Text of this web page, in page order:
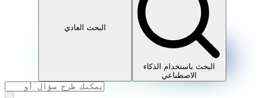
البحث باستخدام الذكاء
الاصطناعي
البحث العادي